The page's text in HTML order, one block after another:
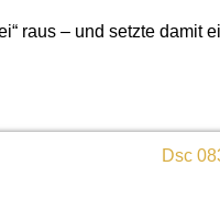
raus – und setzte damit